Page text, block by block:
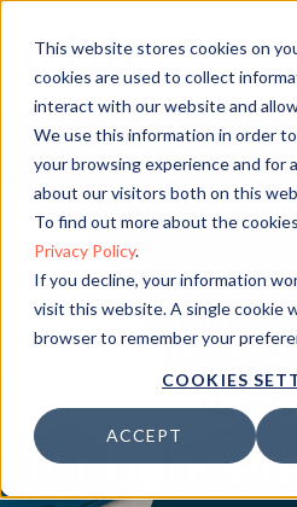
This website stores cookies on
cookies are used to collect
interact with our website and
We use this information in order
your browsing experience and for
about our visitors both on this
To find out more about the
Privacy Policy.
If you decline, your information
visit this website. A single cookie
browser to remember your
COOKIES
ACCEPT
Kontaktløs
for